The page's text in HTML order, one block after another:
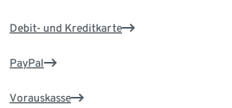
Debit- und Kreditkarte
PayPal
Vorauskasse